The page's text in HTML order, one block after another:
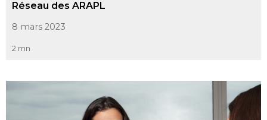
Réseau des ARAPL
8 mars 2023
2 mn